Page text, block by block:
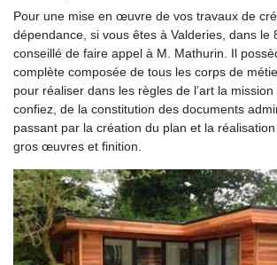
Pour une mise en œuvre de vos travaux de
dépendance, si vous êtes à Valderies, dans le
conseillé de faire appel à M. Mathurin. Il
complète composée de tous les corps de
pour réaliser dans les règles de l’art la
confiez, de la constitution des documents
passant par la création du plan et la
gros œuvres et finition.